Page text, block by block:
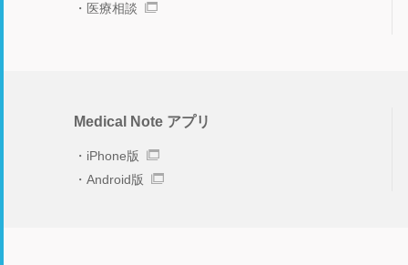
医療相談
Medical Note アプリ
iPhone版
Android版